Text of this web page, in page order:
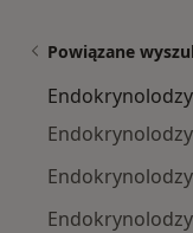
Powiązane